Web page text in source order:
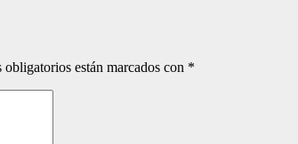
obligatorios están marcados con *